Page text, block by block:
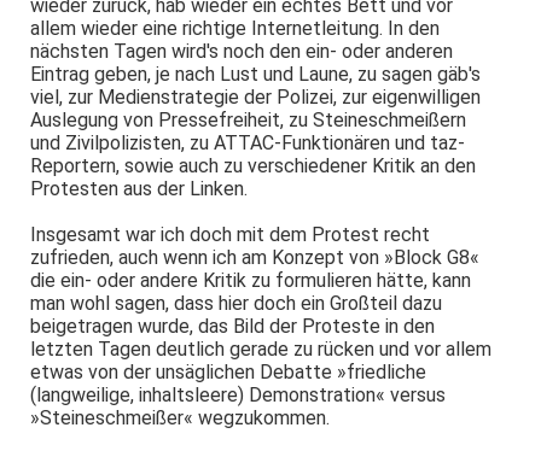
wieder zurück, hab wieder ein echtes Bett und vor
allem wieder eine richtige Internetleitung. In den
nächsten Tagen wird's noch den ein- oder anderen
Eintrag geben, je nach Lust und Laune, zu sagen gäb's
viel, zur Medienstrategie der Polizei, zur eigenwilligen
Auslegung von Pressefreiheit, zu Steineschmeißern
und Zivilpolizisten, zu ATTAC-Funktionären und taz-
Reportern, sowie auch zu verschiedener Kritik an den
Protesten aus der Linken.
Insgesamt war ich doch mit dem Protest recht
zufrieden, auch wenn ich am Konzept von »Block G8«
die ein- oder andere Kritik zu formulieren hätte, kann
man wohl sagen, dass hier doch ein Großteil dazu
beigetragen wurde, das Bild der Proteste in den
letzten Tagen deutlich gerade zu rücken und vor allem
etwas von der unsäglichen Debatte »friedliche
(langweilige, inhaltsleere) Demonstration« versus
»Steineschmeißer« wegzukommen.